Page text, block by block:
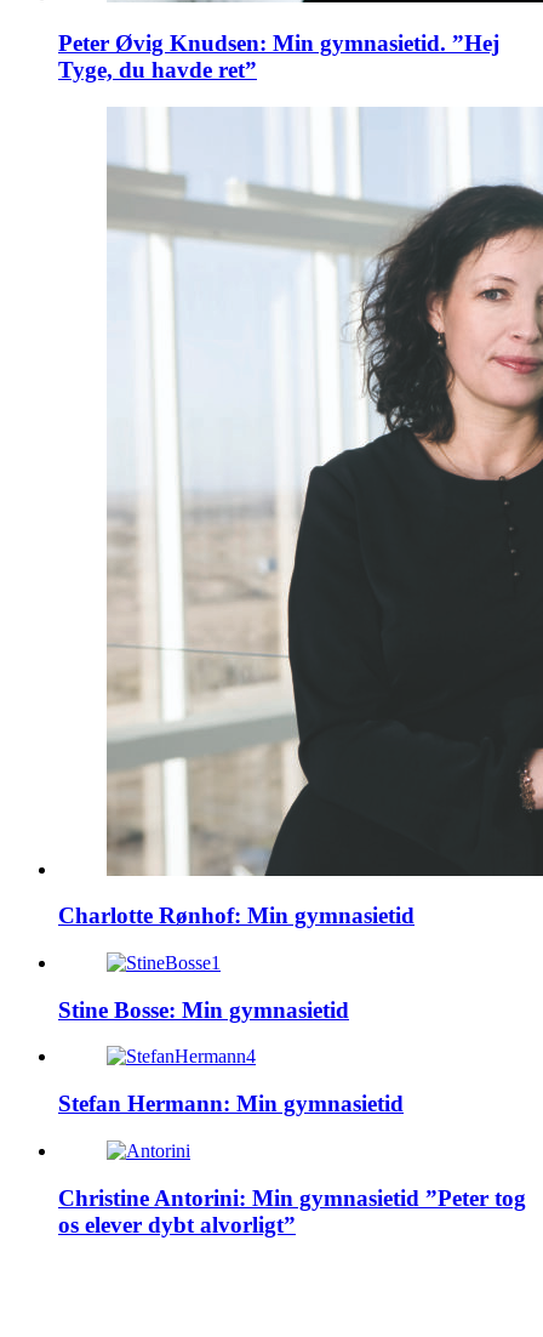
Peter Øvig Knudsen: Min gymnasietid. ”Hej
Tyge, du havde ret”
Charlotte Rønhof: Min gymnasietid
Stine Bosse: Min gymnasietid
Stefan Hermann: Min gymnasietid
Christine Antorini: Min gymnasietid ”Peter tog
os elever dybt alvorligt”